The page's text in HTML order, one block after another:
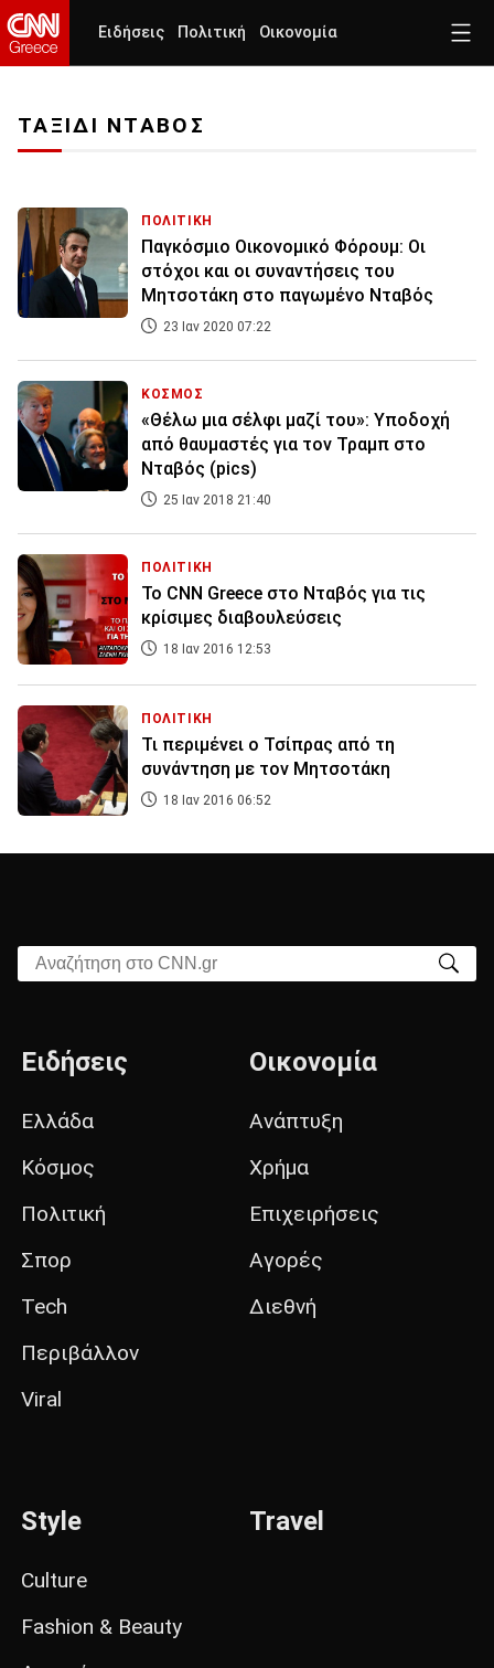
Ειδήσεις Πολιτική Οικονομία
ΤΑΞΙΔΙ ΝΤΑΒΟΣ
ΠΟΛΙΤΙΚΗ
Παγκόσμιο Οικονομικό Φόρουμ: Οι
στόχοι και οι συναντήσεις του
Μητσοτάκη στο παγωμένο Νταβός
23 Ιαν 2020 07:22
ΚΟΣΜΟΣ
«Θέλω μια σέλφι μαζί του»: Υποδοχή
από θαυμαστές για τον Τραμπ στο
Νταβός (pics)
25 Ιαν 2018 21:40
ΠΟΛΙΤΙΚΗ
Το CNN Greece στο Νταβός για τις
κρίσιμες διαβουλεύσεις
18 Ιαν 2016 12:53
ΠΟΛΙΤΙΚΗ
Τι περιμένει ο Τσίπρας από τη
συνάντηση με τον Μητσοτάκη
18 Ιαν 2016 06:52
Αναζήτηση στο CNN.gr
Ειδήσεις
Ελλάδα
Κόσμος
Πολιτική
Σπορ
Tech
Περιβάλλον
Viral
Οικονομία
Ανάπτυξη
Χρήμα
Επιχειρήσεις
Αγορές
Διεθνή
Style
Culture
Fashion & Beauty
Travel